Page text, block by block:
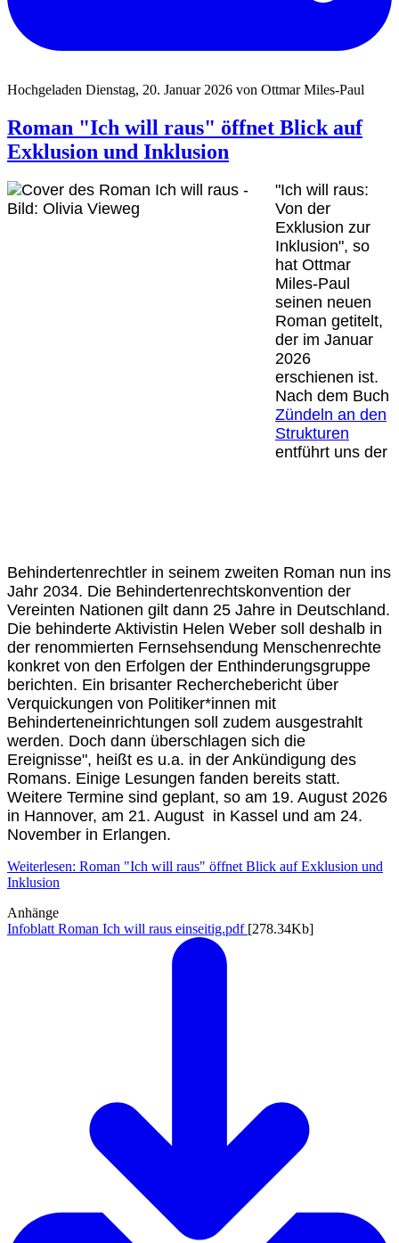
Hochgeladen Dienstag, 20. Januar 2026 von Ottmar Miles-Paul
Roman "Ich will raus" öffnet Blick auf
Exklusion und Inklusion
"Ich will raus:
Von der
Exklusion zur
Inklusion", so
hat Ottmar
Miles-Paul
seinen neuen
Roman getitelt,
der im Januar
2026
erschienen ist.
Nach dem Buch
Zündeln an den
Strukturen
entführt uns der
Behindertenrechtler in seinem zweiten Roman nun ins
Jahr 2034. Die Behindertenrechtskonvention der
Vereinten Nationen gilt dann 25 Jahre in Deutschland.
Die behinderte Aktivistin Helen Weber soll deshalb in
der renommierten Fernsehsendung Menschenrechte
konkret von den Erfolgen der Enthinderungsgruppe
berichten. Ein brisanter Recherchebericht über
Verquickungen von Politiker*innen mit
Behinderteneinrichtungen soll zudem ausgestrahlt
werden. Doch dann überschlagen sich die
Ereignisse", heißt es u.a. in der Ankündigung des
Romans. Einige Lesungen fanden bereits statt.
Weitere Termine sind geplant, so am 19. August 2026
in Hannover, am 21. August in Kassel und am 24.
November in Erlangen.
Weiterlesen: Roman "Ich will raus" öffnet Blick auf Exklusion und
Inklusion
Anhänge
Infoblatt Roman Ich will raus einseitig.pdf [278.34Kb]